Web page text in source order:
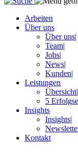
Arbeiten
Über uns
Über uns|
Team|
Jobs|
News|
Kunden|
Leistungen
Übersicht|
5
Insights
Insights|
Kontakt